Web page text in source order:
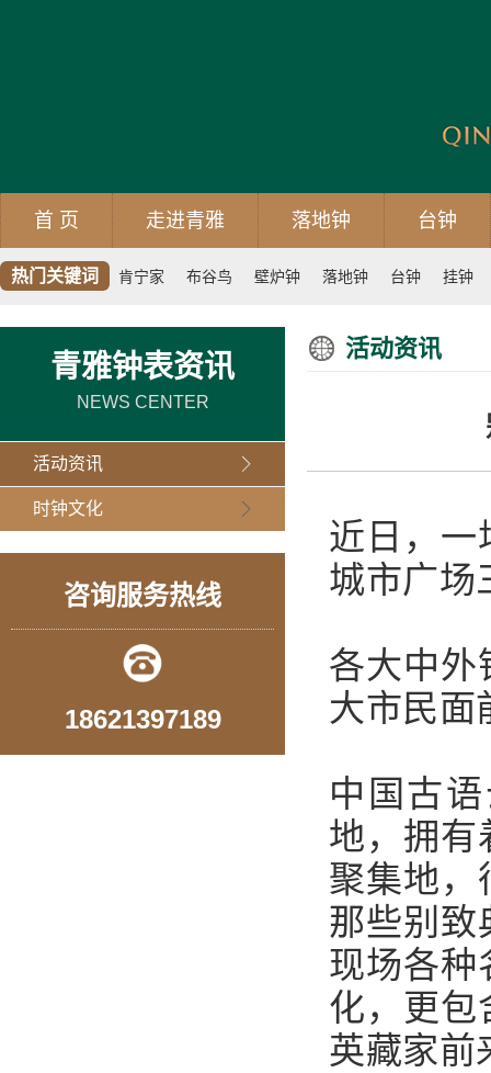
首 页 走进青雅 落地钟 台钟
热门关键词 肯宁家 布谷鸟 壁炉钟 落地钟 台钟 挂钟
青雅钟表资讯
NEWS CENTER
活动资讯
时钟文化
咨询服务热线
18621397189
活动资讯
近日，一
城市广场
各大中外
大市民面
中国古
地，拥有
聚集地，
那些别致
现场各种
化，更包
英藏家前